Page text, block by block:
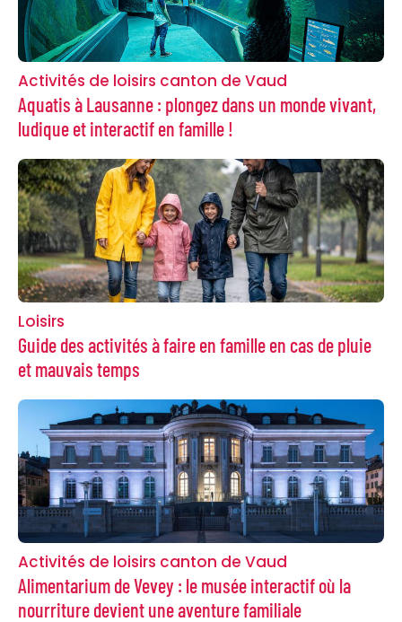
Activités de loisirs canton de Vaud
Aquatis à Lausanne : plongez dans un monde vivant,
ludique et interactif en famille !
Loisirs
Guide des activités à faire en famille en cas de pluie
et mauvais temps
Activités de loisirs canton de Vaud
Alimentarium de Vevey : le musée interactif où la
nourriture devient une aventure familiale